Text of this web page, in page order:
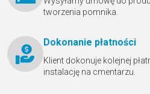
tworzenia pomnika.
Dokonanie płatności
Klient dokonuje kolejnej
instalację na cmentarzu.